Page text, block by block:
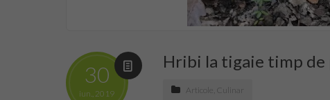
30
iun., 2019
Hribi la tigaie timp
Articole , Culinar